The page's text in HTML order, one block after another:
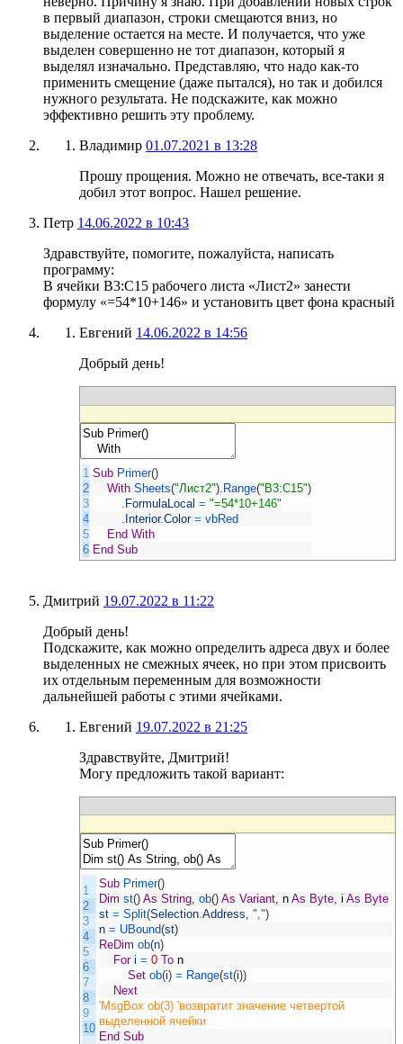
в первый диапазон, строки смещаются вниз, но
выделение остается на месте. И получается, что уже
выделен совершенно не тот диапазон, который я
выделял изначально. Представляю, что надо как-то
применить смещение (даже пытался), но так и добился
нужного результата. Не подскажите, как можно
эффективно решить эту проблему.
Владимир 01.07.2021 в 13:28
Прошу прощения. Можно не отвечать, все-таки я
добил этот вопрос. Нашел решение.
Петр 14.06.2022 в 10:43
Здравствуйте, помогите, пожалуйста, написать
программу:
В ячейки В3:С15 рабочего листа «Лист2» занести
формулу «=54*10+146» и установить цвет фона красный
Евгений 14.06.2022 в 14:56
Добрый день!
1
2
3
4
5
6
Sub Primer()
With Sheets("Лист2") Range("B3:C15")
FormulaLocal = "=54*10+146"
Interior.Color = vbRed
End With
End Sub
Дмитрий 19.07.2022 в 11:22
Добрый день!
Подскажите, как можно определить адреса двух и более
выделенных не смежных ячеек, но при этом присвоить
их отдельным переменным для возможности
дальнейшей работы с этими ячейками.
Евгений 19.07.2022 в 21:25
Здравствуйте, Дмитрий!
Могу предложить такой вариант:
1
2
3
4
5
6
7
8
9
10
Sub Primer()
Dim st() As String ob() As Variant n As Byte i As Byte
st = Split(Selection Address ",")
n = UBound(st)
ReDim ob(n)
For i = 0 To n
Set ob(i) = Range(st(i))
Next
'MsgBox ob(3) 'возвратит значение четвертой
выделенной ячейки
End Sub